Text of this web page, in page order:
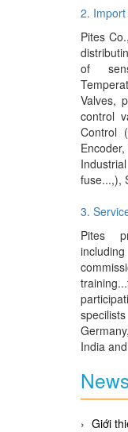
2.
Pites
of
Valves,
control
Control
fuse...,),
3.
Pites
India
Giới